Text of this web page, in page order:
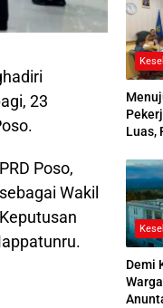
23
Poso,
Wakil
Luas,
2026
Demi